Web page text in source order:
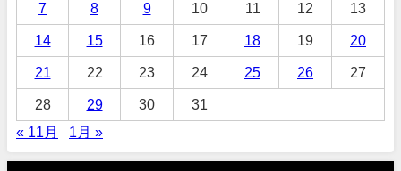
7 8 9 10 11 12 13
14 15 16 17 18 19 20
21 22 23 24 25 26 27
28 29 30
31
« 11月
1月 »